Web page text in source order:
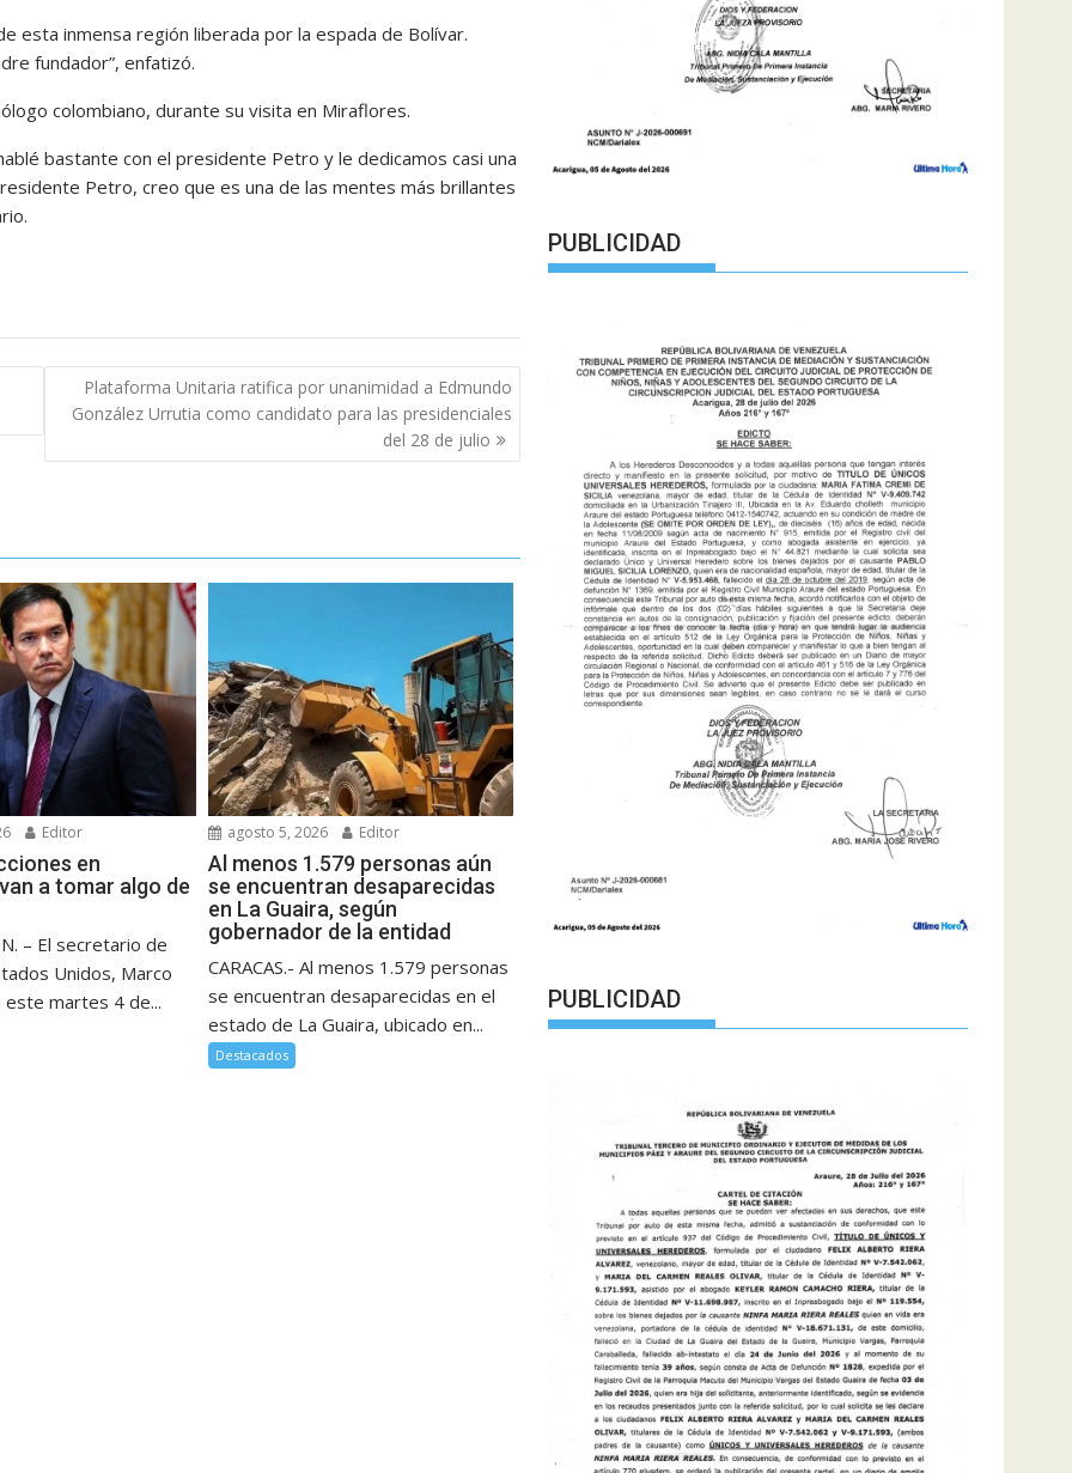
esta inmensa región liberada por la espada de Bolívar.
fundador”, enfatizó.
colombiano, durante su visita en Miraflores.
bastante con el presidente Petro y le dedicamos casi una
Petro, creo que es una de las mentes más brillantes
Plataforma Unitaria ratifica por unanimidad a Edmundo
González Urrutia como candidato para las presidenciales
del 28 de julio
Editor
en
a tomar algo de
– El secretario de
Unidos, Marco
este martes 4 de...
agosto 5, 2026 Editor
Al menos 1.579 personas aún
se encuentran desaparecidas
en La Guaira, según
gobernador de la entidad
CARACAS.- Al menos 1.579 personas
se encuentran desaparecidas en el
estado de La Guaira, ubicado en...
Destacados
PUBLICIDAD
PUBLICIDAD